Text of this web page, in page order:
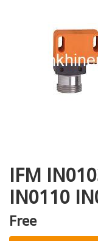
IFM
IN0110
Free